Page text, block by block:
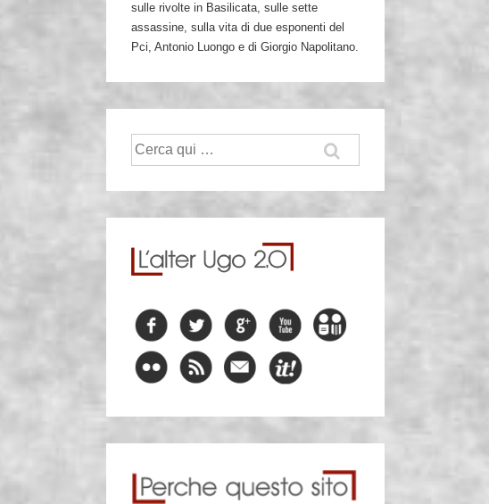
sulle rivolte in Basilicata, sulle sette
assassine, sulla vita di due esponenti del
Pci, Antonio Luongo e di Giorgio Napolitano.
Cerca: